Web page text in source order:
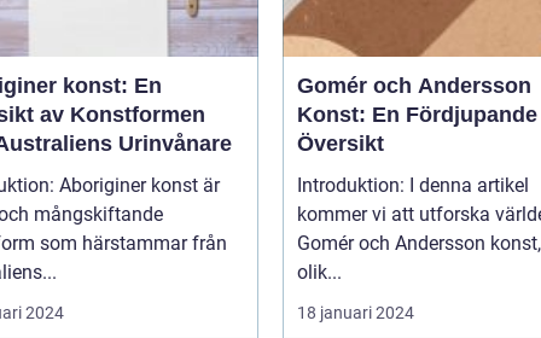
konst: En
av Konstformen
Urinvånare
Aboriginer konst är
mångskiftande
som härstammar från
2024
Gomér och Andersson
Konst: En Fördjupande
Översikt
Introduktion: I denna artikel
kommer vi att utforska
Gomér och Andersson
olik...
18 januari 2024